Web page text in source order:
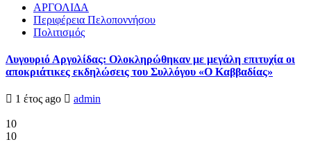
ΑΡΓΟΛΙΔΑ
Περιφέρεια Πελοποννήσου
Πολιτισμός
Λυγουριό Αργολίδας: Ολοκληρώθηκαν με μεγάλη επιτυχία οι
αποκριάτικες εκδηλώσεις του Συλλόγου «Ο Καββαδίας»
1 έτος ago admin
10
10